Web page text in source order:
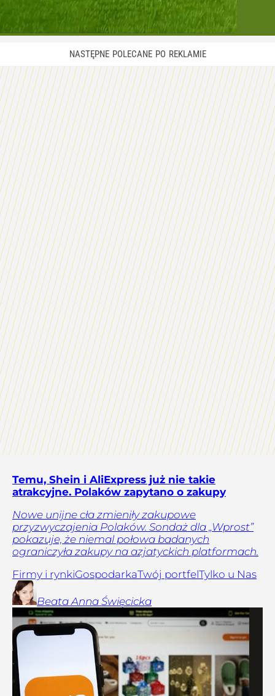
Temu, Shein i AliExpress już nie takie
atrakcyjne. Polaków zapytano o zakupy
Nowe unijne cła zmieniły zakupowe
przyzwyczajenia Polaków. Sondaż dla „Wprost”
pokazuje, że niemal połowa badanych
ograniczyła zakupy na azjatyckich platformach.
Firmy i rynkiGospodarkaTwój portfelTylko u Nas
Beata Anna Święcicka